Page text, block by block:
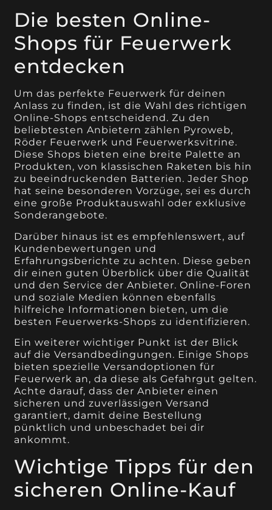
Die besten Online-
Shops für Feuerwerk
entdecken
Um das perfekte Feuerwerk für deinen
Anlass zu finden, ist die Wahl des richtigen
Online-Shops entscheidend. Zu den
beliebtesten Anbietern zählen Pyroweb,
Röder Feuerwerk und Feuerwerksvitrine.
Diese Shops bieten eine breite Palette an
Produkten, von klassischen Raketen bis hin
zu beeindruckenden Batterien. Jeder Shop
hat seine besonderen Vorzüge, sei es durch
eine große Produktauswahl oder exklusive
Sonderangebote.
Darüber hinaus ist es empfehlenswert, auf
Kundenbewertungen und
Erfahrungsberichte zu achten. Diese geben
dir einen guten Überblick über die Qualität
und den Service der Anbieter. Online-Foren
und soziale Medien können ebenfalls
hilfreiche Informationen bieten, um die
besten Feuerwerks-Shops zu identifizieren.
Ein weiterer wichtiger Punkt ist der Blick
auf die Versandbedingungen. Einige Shops
bieten spezielle Versandoptionen für
Feuerwerk an, da diese als Gefahrgut gelten.
Achte darauf, dass der Anbieter einen
sicheren und zuverlässigen Versand
garantiert, damit deine Bestellung
pünktlich und unbeschadet bei dir
ankommt.
Wichtige Tipps für den
sicheren Online-Kauf